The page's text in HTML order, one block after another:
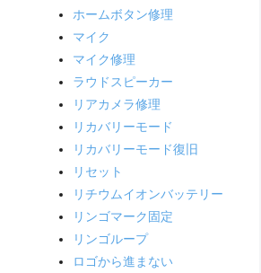
ホームボタン修理
マイク
マイク修理
ラウドスピーカー
リアカメラ修理
リカバリーモード
リカバリーモード復旧
リセット
リチウムイオンバッテリー
リンゴマーク固定
リンゴループ
ロゴから進まない